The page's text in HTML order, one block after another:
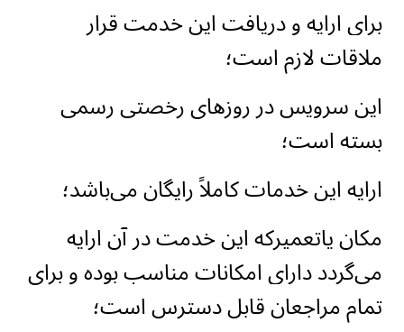
برای ارایه و دریافت این خدمت قرار
ملاقات لازم است؛
این سرویس در روزهای رخصتی رسمی
بسته است؛
ارایه این خدمات کاملاً رایگان می‌باشد؛
مکان یاتعمیر‌که این خدمت در آن ارایه
می‌گردد دارای امکانات مناسب بوده و برای
تمام مراجعان قابل دسترس است؛